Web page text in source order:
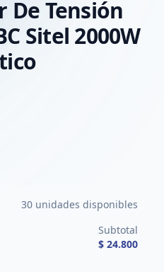
Tensión
Sitel 2000W
30 unidades disponibles
Subtotal
$ 24.800